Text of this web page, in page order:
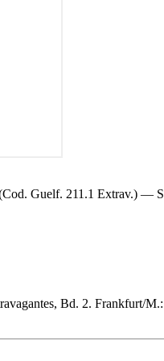
Guelf. 211.1 Extrav.) —
Bd. 2. Frankfurt/